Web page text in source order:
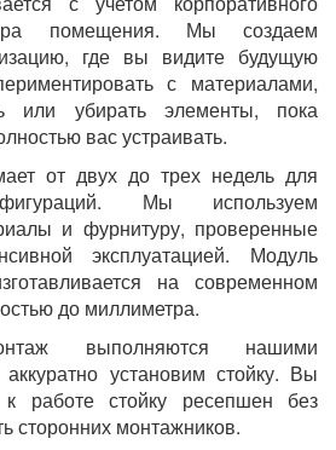
помещения. Мы создаем
где вы видите будущую
с материалами,
или убирать элементы, пока
вас устраивать.
от двух до трех недель для
Мы используем
и фурнитуру, проверенные
эксплуатацией. Модуль
на современном
до миллиметра.
выполняются нашими
установим стойку. Вы
к работе стойку ресепшен без
сторонних монтажников.